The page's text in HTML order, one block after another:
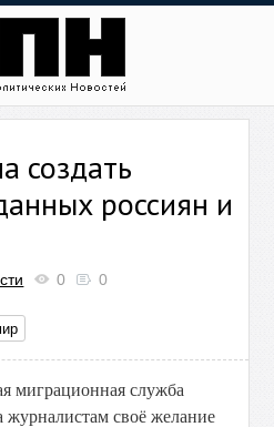
создать
россиян и
0 0
миграционная служба
своё желание